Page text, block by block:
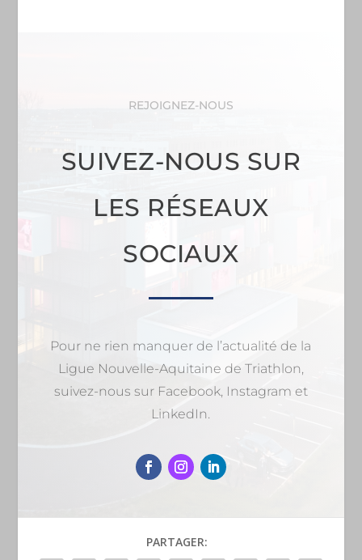
REJOIGNEZ-NOUS
SUIVEZ-NOUS SUR
LES RÉSEAUX
SOCIAUX
Pour ne rien manquer de l’actualité de la
Ligue Nouvelle-Aquitaine de Triathlon,
suivez-nous sur Facebook, Instagram et
LinkedIn.
PARTAGER: